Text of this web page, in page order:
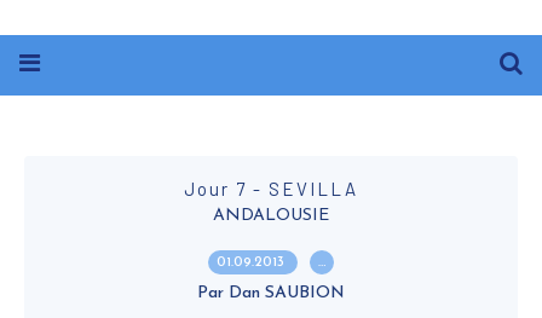
Jour 7 - SEVILLA
ANDALOUSIE
01.09.2013 …
Par Dan SAUBION